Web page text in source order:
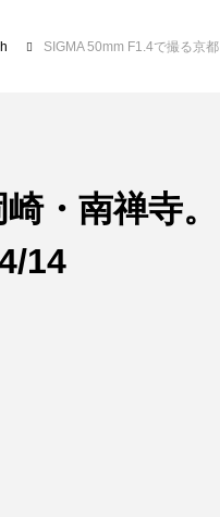
SIGMA 50mm F1.4で撮る京都 岡崎・南禅寺。｜Today’s Photograph｜2024/04/14
・南禅寺。
14